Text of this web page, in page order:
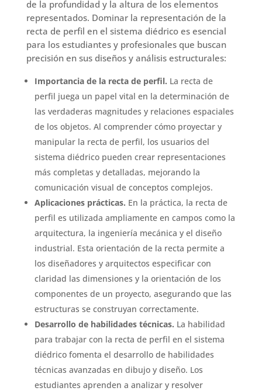
de la profundidad y la altura de los elementos
representados. Dominar la representación de la
recta de perfil en el sistema diédrico es esencial
para los estudiantes y profesionales que buscan
precisión en sus diseños y análisis estructurales:
Importancia de la recta de perfil. La recta de
perfil juega un papel vital en la determinación de
las verdaderas magnitudes y relaciones espaciales
de los objetos. Al comprender cómo proyectar y
manipular la recta de perfil, los usuarios del
sistema diédrico pueden crear representaciones
más completas y detalladas, mejorando la
comunicación visual de conceptos complejos.
Aplicaciones prácticas. En la práctica, la recta de
perfil es utilizada ampliamente en campos como la
arquitectura, la ingeniería mecánica y el diseño
industrial. Esta orientación de la recta permite a
los diseñadores y arquitectos especificar con
claridad las dimensiones y la orientación de los
componentes de un proyecto, asegurando que las
estructuras se construyan correctamente.
Desarrollo de habilidades técnicas. La habilidad
para trabajar con la recta de perfil en el sistema
diédrico fomenta el desarrollo de habilidades
técnicas avanzadas en dibujo y diseño. Los
estudiantes aprenden a analizar y resolver